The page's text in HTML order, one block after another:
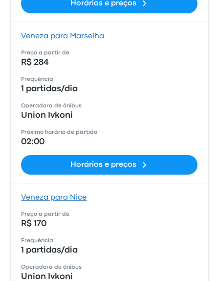
Horários e preços
Veneza para Marselha
Preço a partir de
R$ 284
Frequência
1 partidas/dia
Operadora de ônibus
Union Ivkoni
Próximo horário de partida
02:00
Horários e preços
Veneza para Nice
Preço a partir de
R$ 170
Frequência
1 partidas/dia
Operadora de ônibus
Union Ivkoni